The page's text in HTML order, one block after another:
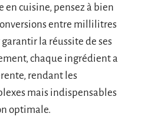
en cuisine, pensez à bien
entre millilitres
la réussite de ses
chaque ingrédient a
rendant les
mais indispensables
optimale.